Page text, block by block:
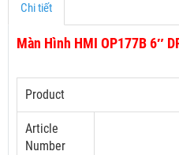
Chi tiết
Màn Hình HMI OP177B 6″
Product
Article
Number